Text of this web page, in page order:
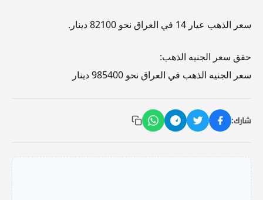
سعر الذهب عيار 14 في العراق نحو 82100 دينار.
حقق سعر الجنيه الذهب:
سعر الجنيه الذهب في العراق نحو 985400 دينار
شارك: